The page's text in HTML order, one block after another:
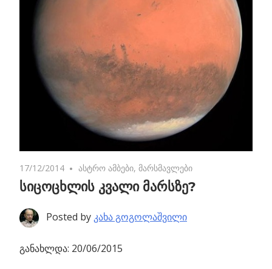
17/12/2014 No comments
ასტრო ამბები,მარსმავლები
სიცოცხლის კვალი მარსზე?
Posted by კახა გოგოლაშვილი
განახლდა: 20/06/2015